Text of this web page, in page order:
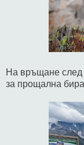
На връщане след
за прощална